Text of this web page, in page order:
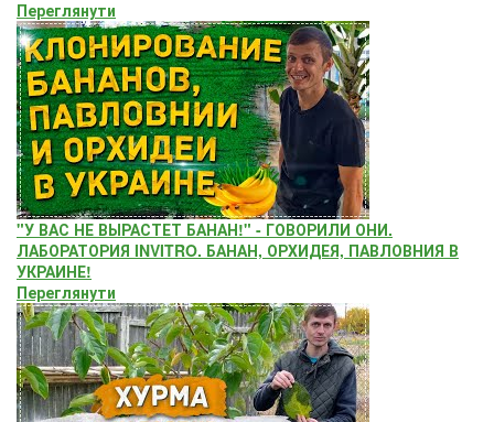
Переглянути
"У ВАС НЕ ВЫРАСТЕТ БАНАН!" - ГОВОРИЛИ ОНИ.
ЛАБОРАТОРИЯ INVITRO. БАНАН, ОРХИДЕЯ, ПАВЛОВНИЯ В
УКРАИНЕ!
Переглянути